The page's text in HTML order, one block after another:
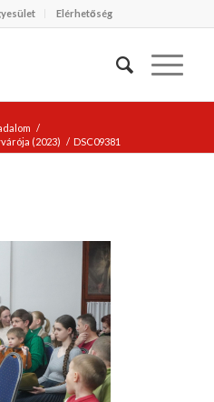
Elérhetőség
/
(2023) / DSC09381